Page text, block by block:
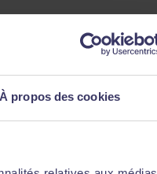
À propos des cookies